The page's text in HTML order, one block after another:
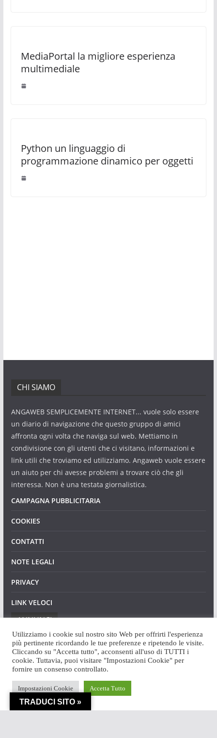
MediaPortal la migliore esperienza
multimediale
Python un linguaggio di
programmazione dinamico per oggetti
CHI SIAMO
ANGAWEB SEMPLICEMENTE INTERNET... vuole solo essere
un diario di navigazione che questo gruppo di amici
affronta ogni volta che naviga sul web. Mettiamo in
condivisione con gli utenti che ci visitano, informazioni e
link utili che troviamo ed utilizziamo. Angaweb vuole essere
un aiuto per chi avesse problemi a trovare ciò che gli
interessa. Non è una testata giornalistica.
CAMPAGNA PUBBLICITARIA
COOKIES
CONTATTI
NOTE LEGALI
PRIVACY
LINK VELOCI
ANNUNCI
Copyright © 2026 Angaweb. Tutti i diritti riservati.
Tema:ColorMagdi ThemeGrill. Powered by
Utilizziamo i cookie sul nostro sito Web per offrirti l'esperienza
più pertinente ricordando le tue preferenze e ripetendo le visite.
Cliccando su "Accetta tutto", acconsenti all'uso di TUTTI i
cookie. Tuttavia, puoi visitare "Impostazioni Cookie" per
fornire un consenso controllato.
Impostazioni Cookie Accetta Tutto
TRADUCI SITO »